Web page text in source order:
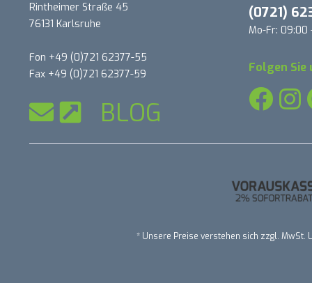
Rintheimer Straße 45
76131 Karlsruhe
Fon +49 (0)721 62377-55
Fax +49 (0)721 62377-59
BLOG
(0721)
Mo-Fr: 09:00
Folgen Sie
* Unsere Preise verstehen sich zzgl. MwSt.